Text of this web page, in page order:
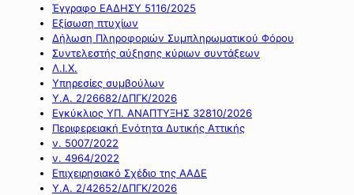
Έγγραφο ΕΑΔΗΣΥ 5116/2025
Εξίσωση πτυχίων
Δήλωση Πληροφοριών Συμπληρωματικού Φόρου
Συντελεστής αύξησης κύριων συντάξεων
Λ.Ι.Χ.
Υπηρεσίες συμβούλων
Υ.Α. 2/26682/ΔΠΓΚ/2026
Εγκύκλιος ΥΠ. ΑΝΑΠΤΥΞΗΣ 32810/2026
Περιφερειακή Ενότητα Δυτικής Αττικής
ν. 5007/2022
ν. 4964/2022
Επιχειρησιακό Σχέδιο της ΑΑΔΕ
Υ.Α. 2/42652/ΔΠΓΚ/2026